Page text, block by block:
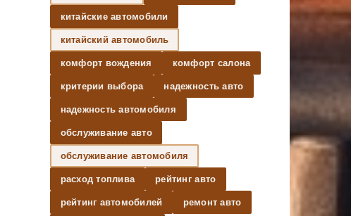
китайские автомобили
китайский автомобиль
комфорт вождения комфорт салона
критерии выбора надежность авто
надежность автомобиля
обслуживание авто
обслуживание автомобиля
расход топлива рейтинг авто
рейтинг автомобилей ремонт авто